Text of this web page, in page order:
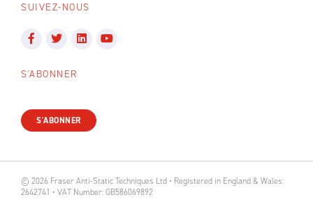
SUIVEZ-NOUS
S'ABONNER
S'ABONNER
© 2026 Fraser Anti-Static Techniques Ltd • Registered in England & Wales:
2642741 • VAT Number: GB586069892